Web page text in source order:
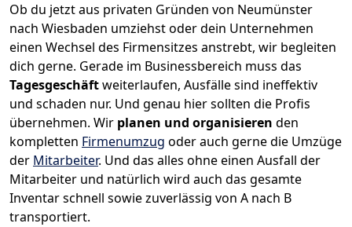
Ob du jetzt aus privaten Gründen von Neumünster
nach Wiesbaden umziehst oder dein Unternehmen
einen Wechsel des Firmensitzes anstrebt, wir begleiten
dich gerne. Gerade im Businessbereich muss das
Tagesgeschäftweiterlaufen, Ausfälle sind ineffektiv
und schaden nur. Und genau hier sollten die Profis
übernehmen. Wir planen und organisieren den
kompletten Firmenumzug oder auch gerne die Umzüge
der Mitarbeiter. Und das alles ohne einen Ausfall der
Mitarbeiter und natürlich wird auch das gesamte
Inventar schnell sowie zuverlässig von A nach B
transportiert.